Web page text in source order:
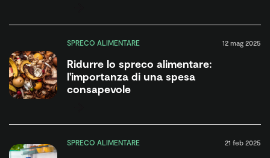
SPRECO ALIMENTARE 12 mag 2025
Ridurre lo spreco alimentare:
l'importanza di una spesa
consapevole
SPRECO ALIMENTARE 21 feb 2025